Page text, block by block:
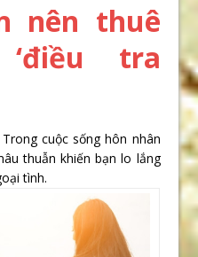
nên thuê
tra
Trong cuộc sống hôn nhân
thuẫn khiến bạn lo lắng
tình.